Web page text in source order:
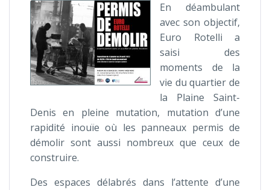
En déambulant
avec son objectif,
Euro Rotelli a
saisi des
moments de la
vie du quartier de
la Plaine Saint-
Denis en pleine mutation, mutation d’une
rapidité inouïe où les panneaux permis de
démolir sont aussi nombreux que ceux de
construire.
Des espaces délabrés dans l’attente d’une